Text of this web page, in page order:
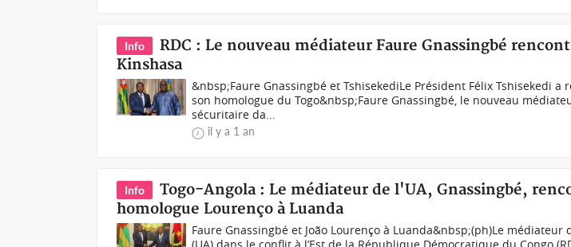
Info
RDC : Le nouveau médiateur Faure Gnassingbé
Kinshasa
&nbsp;Faure Gnassingbé et TshisekediLe Président Félix Tshisekedi a
son homologue du Togo&nbsp;Faure Gnassingbé, le nouveau
sécuritaire da...
il y a 1 an
Info
Togo-Angola : Le médiateur de l'UA, Gnassingbé,
homologue Lourenço à Luanda
Faure Gnassingbé et João Lourenço à Luanda&nbsp;(ph)Le